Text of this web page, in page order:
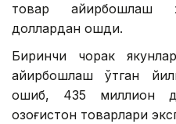
товар айирбошлаш
доллардан ошди.
Биринчи чорак
айирбошлаш ўтган
ошиб, 435 миллион
Қозоғистон товарлари